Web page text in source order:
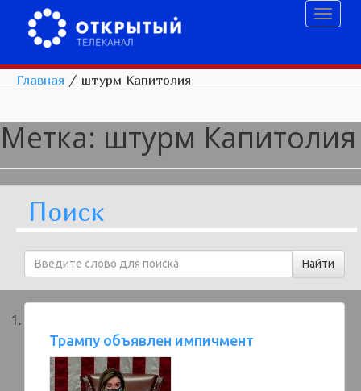
Главная / штурм Капитолия
Метка: штурм Капитолия
Поиск
Трампу объявлен импичмент